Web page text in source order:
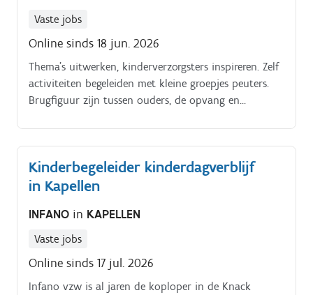
Vaste jobs
Online sinds 18 jun. 2026
Thema's uitwerken, kinderverzorgsters inspireren. Zelf
activiteiten begeleiden met kleine groepjes peuters.
Brugfiguur zijn tussen ouders, de opvang en
Kinderbegeleider kinderdagverblijf
in Kapellen
INFANO in KAPELLEN
Vaste jobs
Online sinds 17 jul. 2026
Infano vzw is al jaren de koploper in de Knack